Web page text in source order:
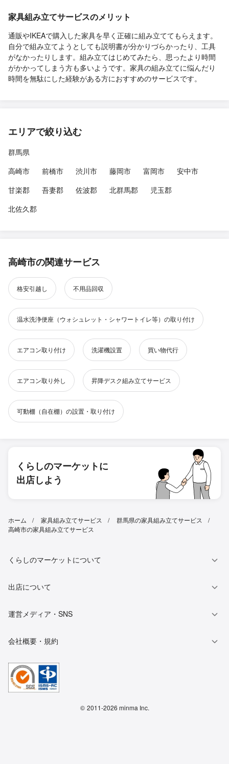
家具組み立てサービスのメリット
通販やIKEAで購入した家具を早く正確に組み立ててもらえます。
自分で組み立てようとしても説明書が分かりづらかったり、工具
がなかったりします。組み立てはじめてみたら、思ったより時間
がかかってしまう方も多いようです。家具の組み立てに悩んだり
時間を無駄にした経験がある方におすすめのサービスです。
エリアで絞り込む
群馬県
高崎市
前橋市 渋川市 藤岡市 富岡市
安中市
甘楽郡
吾妻郡 佐波郡 北群馬郡
児玉郡
北佐久郡
高崎市の関連サービス
格安引越し 不用品回収
温水洗浄便座（ウォシュレット・シャワートイレ等）の取り付け
エアコン取り付け 洗濯機設置 買い物代行
エアコン取り外し 昇降デスク組み立てサービス
可動棚（自在棚）の設置・取り付け
くらしのマーケットに
出店しよう
ホーム 家具組み立てサービス
群馬県の家具組み立てサービス
高崎市の家具組み立てサービス
くらしのマーケットについて
出店について
運営メディア・SNS
会社概要・規約
© 2011-2026 minma Inc.